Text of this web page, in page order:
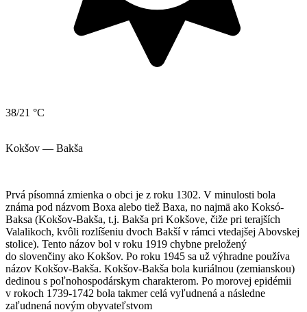
38/21 °C
Kokšov — Bakša
Prvá písomná zmienka o obci je z roku 1302. V minulosti bola
známa pod názvom Boxa alebo tiež Baxa, no najmä ako Koksó-
Baksa (Kokšov-Bakša, t.j. Bakša pri Kokšove, čiže pri terajších
Valalikoch, kvôli rozlíšeniu dvoch Bakší v rámci vtedajšej Abovskej
stolice). Tento názov bol v roku 1919 chybne preložený
do slovenčiny ako Kokšov. Po roku 1945 sa už výhradne používa
názov Kokšov-Bakša. Kokšov-Bakša bola kuriálnou (zemianskou)
dedinou s poľnohospodárskym charakterom. Po morovej epidémii
v rokoch 1739-1742 bola takmer celá vyľudnená a následne
zaľudnená novým obyvateľstvom